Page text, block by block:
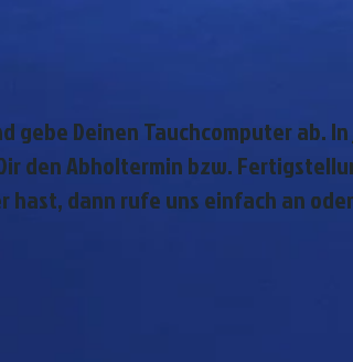
gebe Deinen Tauchcomputer ab.
den Abholtermin bzw.
hast, dann rufe uns einfach an